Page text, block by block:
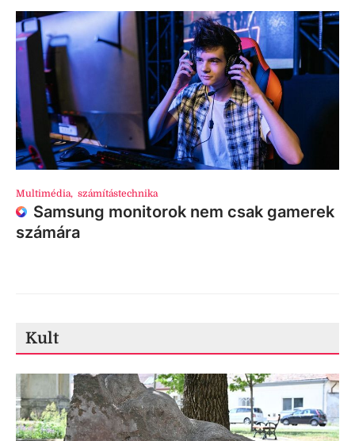
Multimédia, számítástechnika
Samsung monitorok nem csak gamerek
számára
Kult